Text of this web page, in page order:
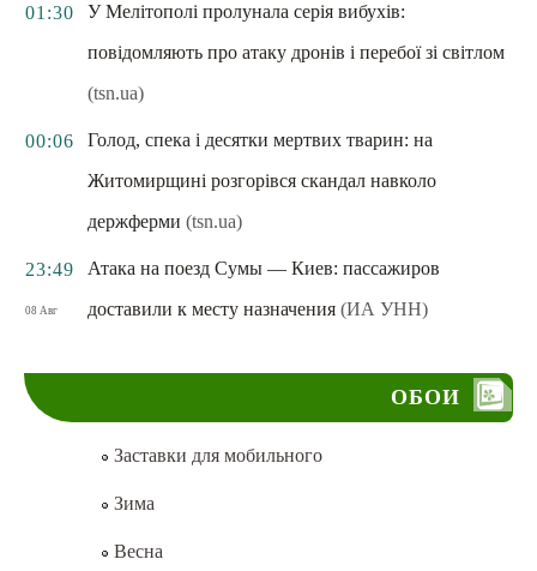
01:30
У Мелітополі пролунала серія вибухів:
повідомляють про атаку дронів і перебої зі світлом
(tsn.ua)
00:06
Голод, спека і десятки мертвих тварин: на
Житомирщині розгорівся скандал навколо
держферми (tsn.ua)
23:49
08 Авг
Атака на поезд Сумы — Киев: пассажиров
доставили к месту назначения (ИА УНН)
ОБОИ
Заставки для мобильного
Зима
Весна